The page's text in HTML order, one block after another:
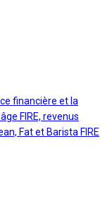
financière et la
FIRE, revenus
Fat et Barista FIRE